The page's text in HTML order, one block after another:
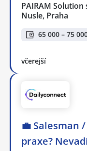
PAIRAM Solution
Nusle, Praha
65 000 – 75
včerejší
💼 Salesman
praxe?